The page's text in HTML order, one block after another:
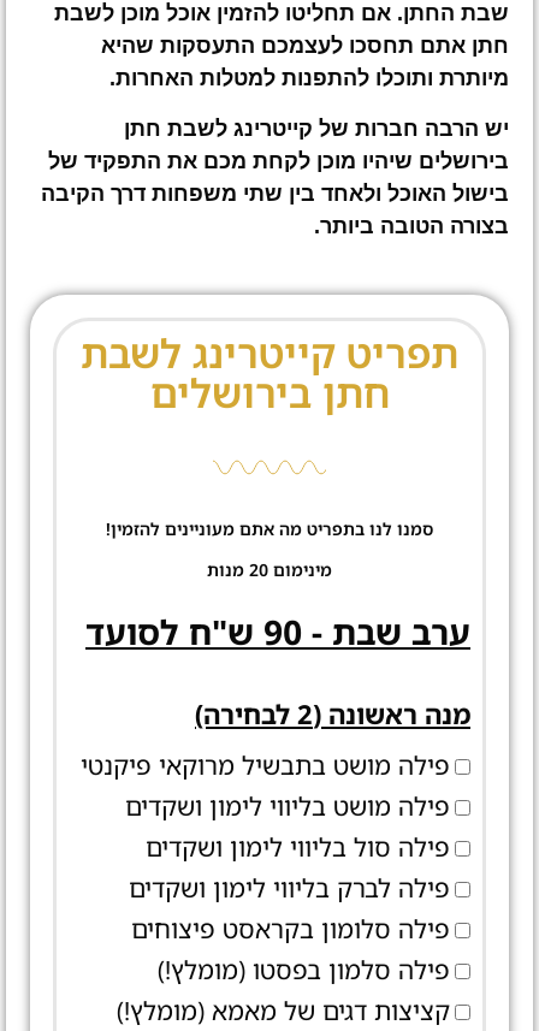
שבת החתן. אם תחליטו להזמין אוכל מוכן לשבת
חתן אתם תחסכו לעצמכם התעסקות שהיא
מיותרת ותוכלו להתפנות למטלות האחרות.
יש הרבה חברות של קייטרינג לשבת חתן
בירושלים שיהיו מוכן לקחת מכם את התפקיד של
בישול האוכל ולאחד בין שתי משפחות דרך הקיבה
בצורה הטובה ביותר.
תפריט קייטרינג לשבת
חתן בירושלים
סמנו לנו בתפריט מה אתם מעוניינים להזמין!
מינימום 20 מנות
ערב שבת - 90 ש"ח לסועד
מנה ראשונה (2 לבחירה)
פילה מושט בתבשיל מרוקאי פיקנטי
פילה מושט בליווי לימון ושקדים
פילה סול בליווי לימון ושקדים
פילה לברק בליווי לימון ושקדים
פילה סלומון בקראסט פיצוחים
פילה סלמון בפסטו (מומלץ!)
קציצות דגים של מאמא (מומלץ!)